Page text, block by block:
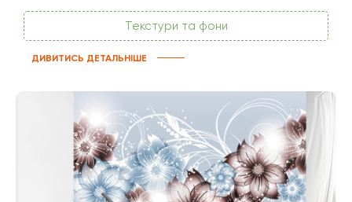
Текстури та фони
ДИВИТИСЬ ДЕТАЛЬНІШЕ